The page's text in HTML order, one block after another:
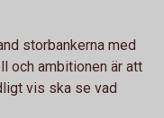
storbankerna med
och ambitionen är att
vis ska se vad